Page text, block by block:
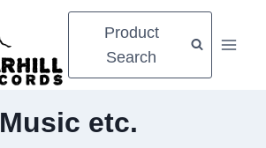
Product
Search
Music etc.